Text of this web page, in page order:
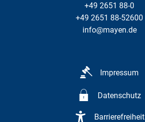
+49 2651 88-0
+49 2651 88-52600
info@mayen.de
Impressum
Datenschutz
Barrierefreiheit